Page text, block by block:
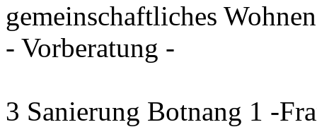
gemeinschaftliches Wohnen
- Vorberatung -
3 Sanierung Botnang 1 -